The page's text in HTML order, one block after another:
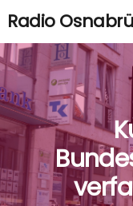
Radio